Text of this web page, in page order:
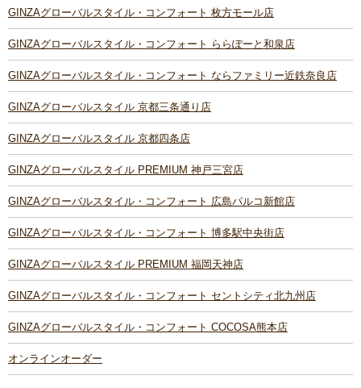
GINZAグローバルスタイル・コンフォート 枚方モール店
GINZAグローバルスタイル・コンフォート ららぽーと和泉店
GINZAグローバルスタイル・コンフォート ならファミリー近鉄奈良店
GINZAグローバルスタイル 京都三条通り店
GINZAグローバルスタイル 京都四条店
GINZAグローバルスタイル PREMIUM 神戸三宮店
GINZAグローバルスタイル・コンフォート 広島パルコ新館店
GINZAグローバルスタイル・コンフォート 博多駅中央街店
GINZAグローバルスタイル PREMIUM 福岡天神店
GINZAグローバルスタイル・コンフォート セントシティ北九州店
GINZAグローバルスタイル・コンフォート COCOSA熊本店
オンラインオーダー